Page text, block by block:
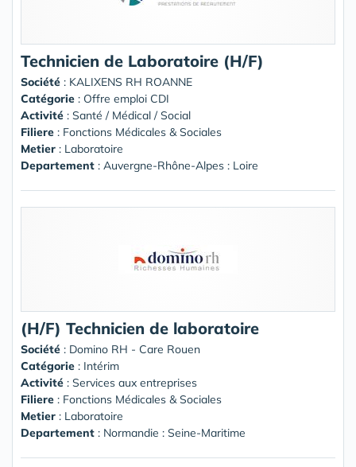
Technicien de Laboratoire (H/F)
Société : KALIXENS RH ROANNE
Catégorie : Offre emploi CDI
Activité : Santé / Médical / Social
Filiere : Fonctions Médicales & Sociales
Metier : Laboratoire
Departement : Auvergne-Rhône-Alpes : Loire
(H/F) Technicien de laboratoire
Société : Domino RH - Care Rouen
Catégorie : Intérim
Activité : Services aux entreprises
Filiere : Fonctions Médicales & Sociales
Metier : Laboratoire
Departement : Normandie : Seine-Maritime